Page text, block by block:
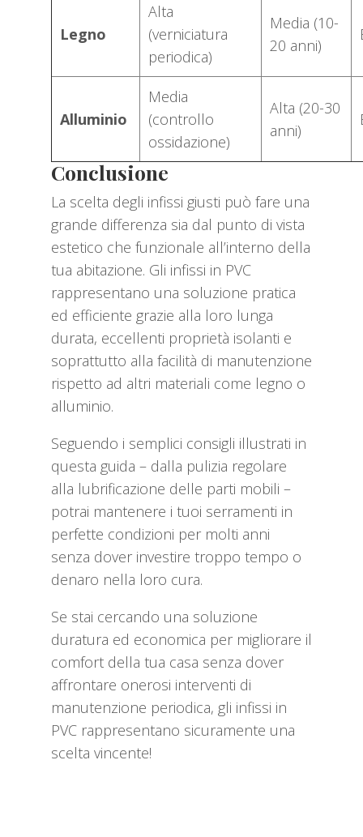
Legno
Alta
(verniciatura
periodica)
Media (10-
20 anni)
Alluminio
Media
(controllo
ossidazione)
Alta (20-30
anni)
Conclusione
La scelta degli infissi giusti può fare una
grande differenza sia dal punto di vista
estetico che funzionale all’interno della
tua abitazione. Gli infissi in PVC
rappresentano una soluzione pratica
ed efficiente grazie alla loro lunga
durata, eccellenti proprietà isolanti e
soprattutto alla facilità di manutenzione
rispetto ad altri materiali come legno o
alluminio.
Seguendo i semplici consigli illustrati in
questa guida – dalla pulizia regolare
alla lubrificazione delle parti mobili –
potrai mantenere i tuoi serramenti in
perfette condizioni per molti anni
senza dover investire troppo tempo o
denaro nella loro cura.
Se stai cercando una soluzione
duratura ed economica per migliorare il
comfort della tua casa senza dover
affrontare onerosi interventi di
manutenzione periodica, gli infissi in
PVC rappresentano sicuramente una
scelta vincente!